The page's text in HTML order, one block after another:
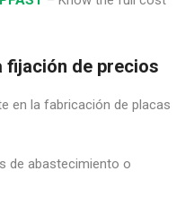
fijación de precios
en la fabricación de placas
de abastecimiento o